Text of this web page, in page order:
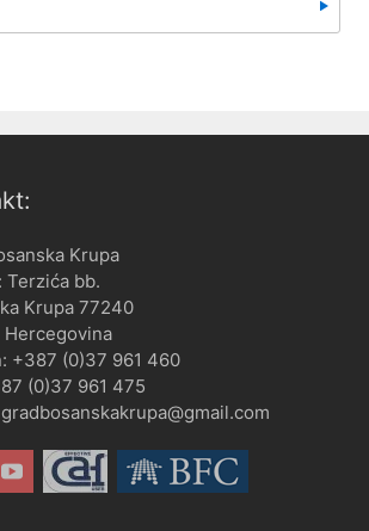
Krupa
Terzića bb.
Krupa 77240
Hercegovina
+387 (0)37 961 460
(0)37 961 475